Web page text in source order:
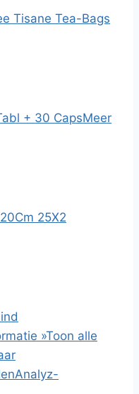
Tisane Tea-Bags
+ 30 CapsMeer
25X2
»Toon alle
Analyz-